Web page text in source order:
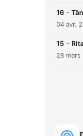
16 -
04 avr.
15 -
28 mars